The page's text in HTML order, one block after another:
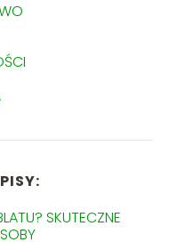
SKUTECZNE